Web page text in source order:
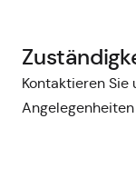
Kontaktieren Sie
Angelegenheiten